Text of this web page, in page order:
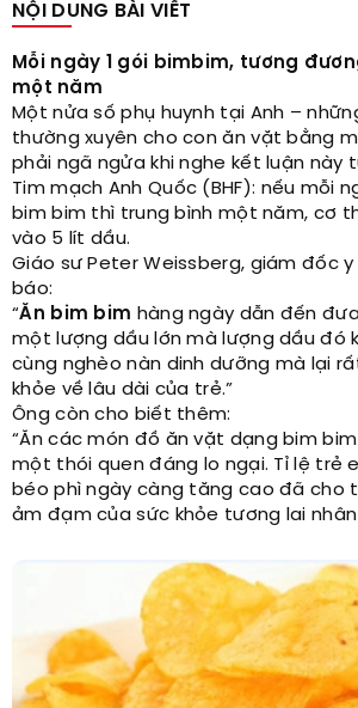
NỘI DUNG BÀI VIẾT
Mỗi ngày 1 gói bimbim, tương
một năm
Một nửa số phụ huynh tại Anh –
thường xuyên cho con ăn vặt bằng
phải ngã ngửa khi nghe kết luận này
Tim mạch Anh Quốc (BHF): nếu mỗi
bim bim thì trung bình một năm, cơ
vào 5 lít dầu.
Giáo sư Peter Weissberg, giám đốc y
báo:
“Ăn bim bim hàng ngày dẫn đến
một lượng dầu lớn mà lượng dầu đó
cùng nghèo nàn dinh dưỡng mà lại
khỏe về lâu dài của trẻ.”
Ông còn cho biết thêm:
“Ăn các món đồ ăn vặt dạng bim
một thói quen đáng lo ngại. Tỉ lệ trẻ
béo phì ngày càng tăng cao đã cho
ảm đạm của sức khỏe tương lai nhân